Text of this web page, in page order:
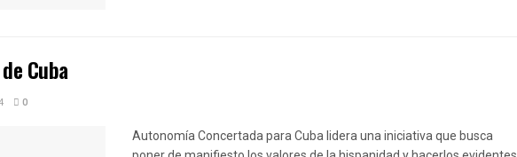
Cuba
0
Autonomía Concertada para Cuba lidera una iniciativa que busca